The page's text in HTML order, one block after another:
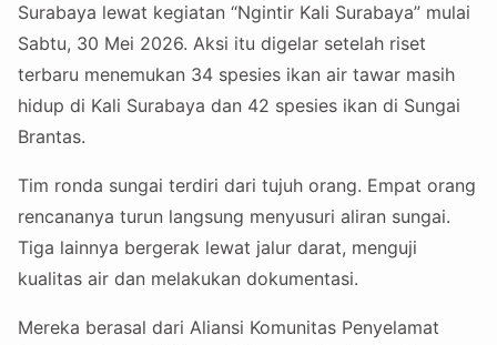
Surabaya lewat kegiatan “Ngintir Kali Surabaya” mulai
Sabtu, 30 Mei 2026. Aksi itu digelar setelah riset
terbaru menemukan 34 spesies ikan air tawar masih
hidup di Kali Surabaya dan 42 spesies ikan di Sungai
Brantas.
Tim ronda sungai terdiri dari tujuh orang. Empat orang
rencananya turun langsung menyusuri aliran sungai.
Tiga lainnya bergerak lewat jalur darat, menguji
kualitas air dan melakukan dokumentasi.
Mereka berasal dari Aliansi Komunitas Penyelamat